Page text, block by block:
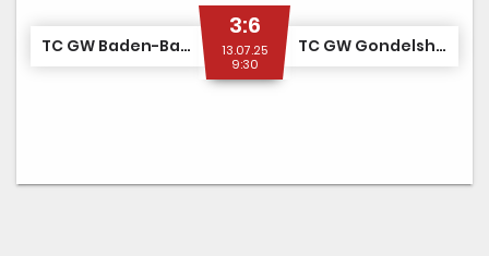
TC GW Baden-Baden 1
3:6
13.07.25
9:30
TC GW Gondelsheim 1